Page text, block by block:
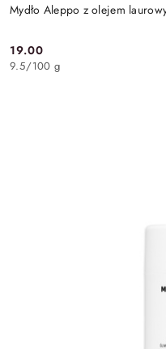
Mydło Aleppo z olejem
Cena:
19.00
9.5/100 g